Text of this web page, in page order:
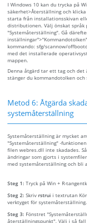
I Windows 10 kan du trycka på
säkerhet>Återställning och
starta från installationsskivan
distributionen. Välj önskat
"Systemåterställning". Gå
kommando: sfg/scannow/
med det installerade
mappen.
Denna åtgärd tar ett tag och
stänger du kommandotolken
Metod 6: Åtgärda
systemåterställning
Systemåterställning är mycket
"Systemåterställning" -
filen webres.dll inte skadades.
ändringar som gjorts i
med systemåterställning och bli
Steg 1: Tryck på Win + R-
Steg 2: Skriv rstrui i textrutan
verktyget för systemåterställning.
Steg 3: Fönstret
återställningspunkt". Välj i så